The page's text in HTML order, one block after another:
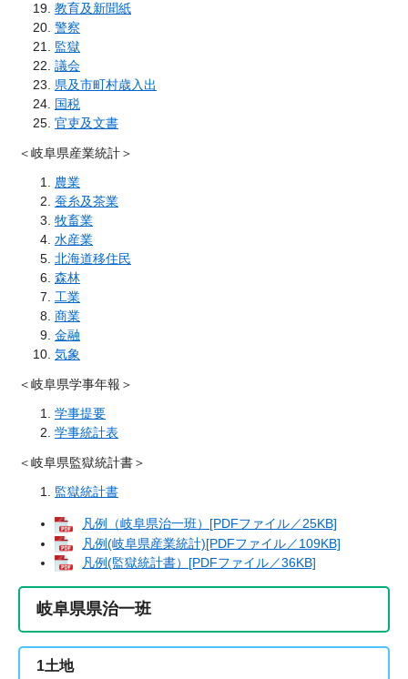
教育及新聞紙
警察
監獄
議会
県及市町村歳入出
国税
官吏及文書
＜岐阜県産業統計＞
農業
蚕糸及茶業
牧畜業
水産業
北海道移住民
森林
工業
商業
金融
気象
＜岐阜県学事年報＞
学事提要
学事統計表
＜岐阜県監獄統計書＞
監獄統計書
凡例（岐阜県治一班）[PDFファイル／25KB]
凡例(岐阜県産業統計)[PDFファイル／109KB]
凡例(監獄統計書）[PDFファイル／36KB]
岐阜県県治一班
1土地